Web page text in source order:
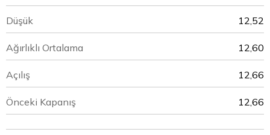
Düşük 12,52
Ağırlıklı Ortalama 12,60
Açılış 12,66
Önceki Kapanış 12,66